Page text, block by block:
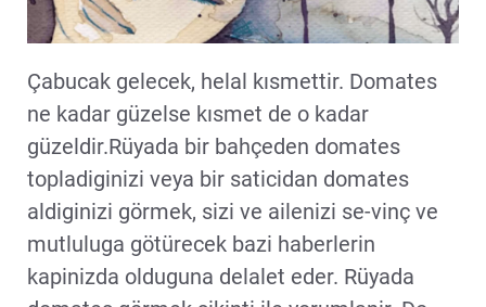
Çabucak gelecek, helal kısmettir. Domates
ne kadar güzelse kısmet de o kadar
güzeldir.Rüyada bir bahçeden domates
topladiginizi veya bir saticidan domates
aldiginizi görmek, sizi ve ailenizi se-vinç ve
mutluluga götürecek bazi haberlerin
kapinizda olduguna delalet eder. Rüyada